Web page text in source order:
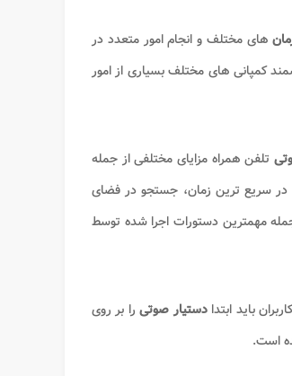
های مختلف و انجام امور متعدد در
کمپانی های مختلف بسیاری از امور
تلفن همراه مزایای مختلفی از جمله
در سریع ترین زمان، جستجو در فضای
مهمترین دستورات اجرا شده توسط
باید ابتدادستیار صوتی را بر روی
است.